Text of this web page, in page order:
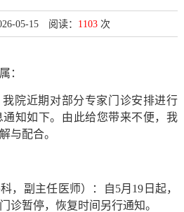
05-15 阅读： 1103 次
：
院近期对部分专家门诊安排进行
知如下。由此给您带来不便，我
与配合。
，副主任医师）：自5月19日起，
诊暂停，恢复时间另行通知。
清廉附院
人才招聘
教育教学